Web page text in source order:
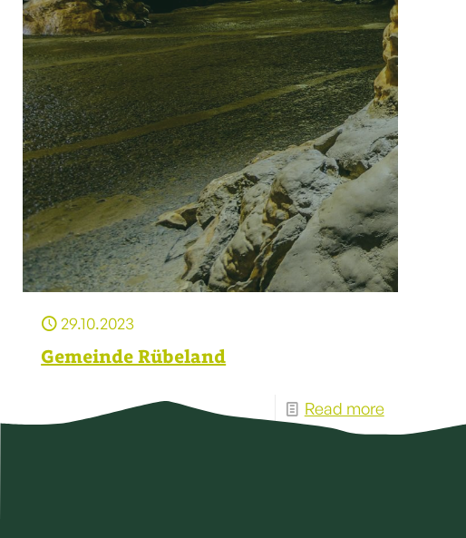
29.10.2023
Gemeinde Rübeland
Read more